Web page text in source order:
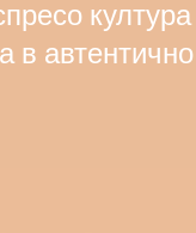
култура
в автентично